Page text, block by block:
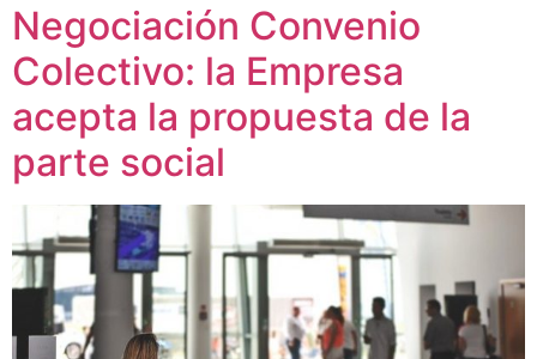
Negociación Convenio
Colectivo: la Empresa
acepta la propuesta de la
parte social